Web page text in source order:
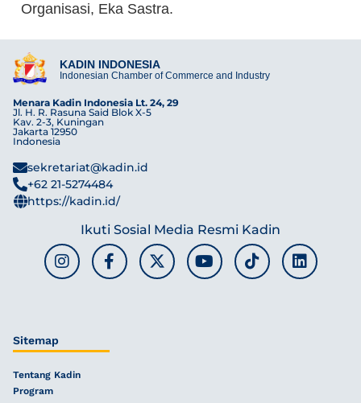
Organisasi, Eka Sastra.
KADIN INDONESIA
Indonesian Chamber of Commerce and Industry
Menara Kadin Indonesia Lt. 24, 29
Jl. H. R. Rasuna Said Blok X-5
Kav. 2-3, Kuningan
Jakarta 12950
Indonesia
sekretariat@kadin.id
+62 21-5274484
https://kadin.id/
Ikuti Sosial Media Resmi Kadin
Sitemap
Tentang Kadin
Program